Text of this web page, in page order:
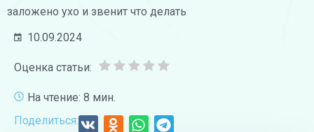
заложено ухо и звенит что делать
10.09.2024
Оценка статьи:
На чтение: 8 мин.
Поделиться: